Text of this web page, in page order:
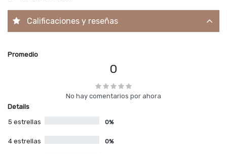
Calificaciones y reseñas
Promedio
0
No hay comentarios por ahora
Details
5 estrellas
0%
4 estrellas 0%